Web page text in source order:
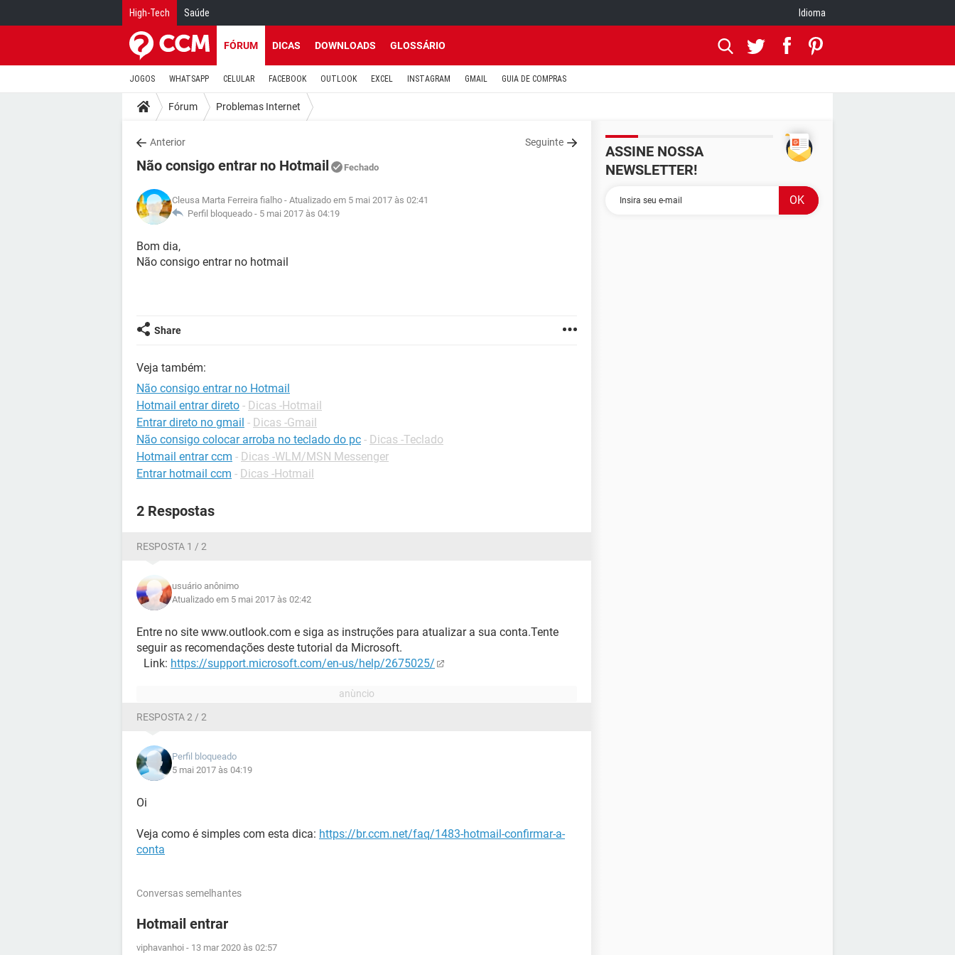
High-Tech Saúde Idioma
FÓRUM DICAS DOWNLOADS GLOSSÁRIO
JOGOS WHATSAPP CELULAR FACEBOOK OUTLOOK EXCEL INSTAGRAM GMAIL GUIA DE COMPRAS
Fórum Problemas Internet
Anterior Seguinte
Não consigo entrar no Hotmail Fechado
Cleusa Marta Ferreira fialho - Atualizado em 5 mai 2017 às 02:41
Perfil bloqueado - 5 mai 2017 às 04:19
Bom dia,
Não consigo entrar no hotmail
Share
Veja também:
Não consigo entrar no Hotmail
Hotmail entrar direto - Dicas -Hotmail
Entrar direto no gmail - Dicas -Gmail
Não consigo colocar arroba no teclado do pc - Dicas -Teclado
Hotmail entrar ccm - Dicas -WLM/MSN Messenger
Entrar hotmail ccm - Dicas -Hotmail
2 Respostas
RESPOSTA 1 / 2
usuário anônimo
Atualizado em 5 mai 2017 às 02:42
Entre no site www.outlook.com e siga as instruções para atualizar a sua conta.Tente
seguir as recomendações deste tutorial da Microsoft.
Link: https://support.microsoft.com/en-us/help/2675025/
RESPOSTA 2 / 2
Perfil bloqueado
5 mai 2017 às 04:19
Oi
Veja como é simples com esta dica: https://br.ccm.net/faq/1483-hotmail-confirmar-a-
conta
Conversas semelhantes
Hotmail entrar
viphavanhoi - 13 mar 2020 às 02:57
ASSINE NOSSA
NEWSLETTER!